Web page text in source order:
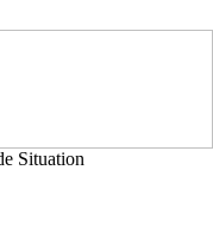
Situation